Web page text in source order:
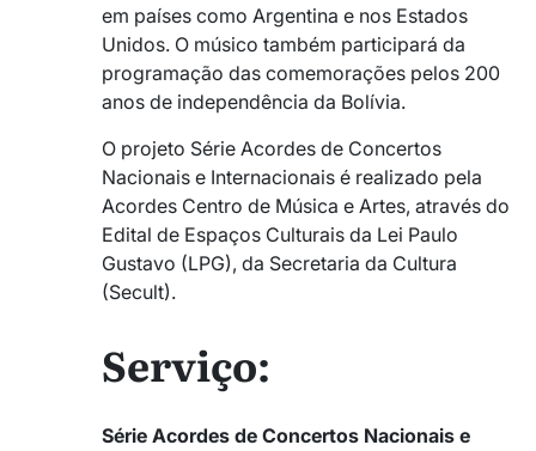
em países como Argentina e nos Estados
Unidos. O músico também participará da
programação das comemorações pelos 200
anos de independência da Bolívia.
O projeto Série Acordes de Concertos
Nacionais e Internacionais é realizado pela
Acordes Centro de Música e Artes, através do
Edital de Espaços Culturais da Lei Paulo
Gustavo (LPG), da Secretaria da Cultura
(Secult).
Serviço:
Série Acordes de Concertos Nacionais e